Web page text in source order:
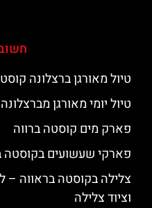
טיול מאורגן ברצלונה
טיול יומי מאורגן
פארק מים קוסטה ברווה
פארקי שעשועים בקוסטה
צלילה בקוסטה בראווה –
וציוד צלילה